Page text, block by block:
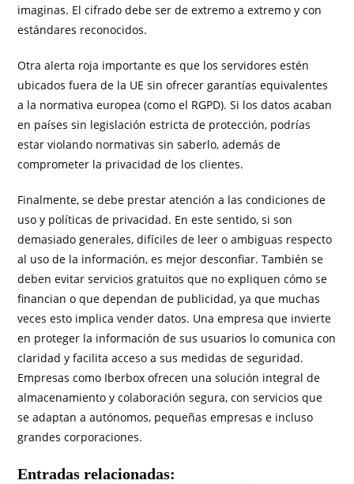
imaginas. El cifrado debe ser de extremo a extremo y con
estándares reconocidos.
Otra alerta roja importante es que los servidores estén
ubicados fuera de la UE sin ofrecer garantías equivalentes
a la normativa europea (como el RGPD). Si los datos acaban
en países sin legislación estricta de protección, podrías
estar violando normativas sin saberlo, además de
comprometer la privacidad de los clientes.
Finalmente, se debe prestar atención a las condiciones de
uso y políticas de privacidad. En este sentido, si son
demasiado generales, difíciles de leer o ambiguas respecto
al uso de la información, es mejor desconfiar. También se
deben evitar servicios gratuitos que no expliquen cómo se
financian o que dependan de publicidad, ya que muchas
veces esto implica vender datos. Una empresa que invierte
en proteger la información de sus usuarios lo comunica con
claridad y facilita acceso a sus medidas de seguridad.
Empresas como Iberbox ofrecen una solución integral de
almacenamiento y colaboración segura, con servicios que
se adaptan a autónomos, pequeñas empresas e incluso
grandes corporaciones.
Entradas relacionadas: